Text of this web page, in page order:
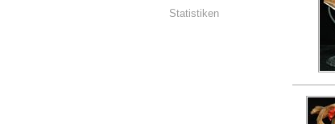
Statistiken